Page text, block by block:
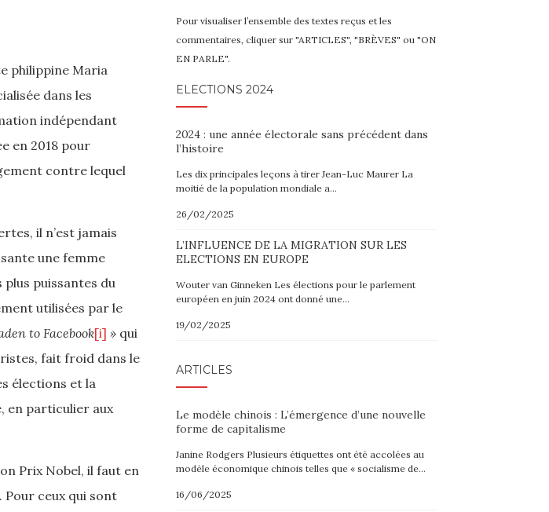
philippine Maria
dans les
indépendant
en 2018 pour
contre lequel
il n’est jamais
une femme
plus puissantes du
utilisées par le
to Facebook[i] » qui
fait froid dans le
élections et la
en particulier aux
Prix Nobel, il faut en
. Pour ceux qui sont
Pour visualiser l’ensemble des textes reçus et les
commentaires, cliquer sur "ARTICLES", "BRÈVES" ou "ON
EN PARLE".
ELECTIONS 2024
2024 : une année électorale sans précédent dans
l’histoire
Les dix principales leçons à tirer Jean-Luc Maurer La
moitié de la population mondiale a…
26/02/2025
L’INFLUENCE DE LA MIGRATION SUR LES
ELECTIONS EN EUROPE
Wouter van Ginneken Les élections pour le parlement
européen en juin 2024 ont donné une…
19/02/2025
ARTICLES
Le modèle chinois : L’émergence d’une nouvelle
forme de capitalisme
Janine Rodgers Plusieurs étiquettes ont été accolées au
modèle économique chinois telles que « socialisme de…
16/06/2025